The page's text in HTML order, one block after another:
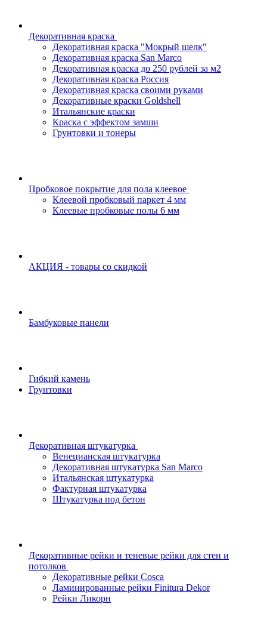
Декоративная краска
Декоративная краска "Мокрый шелк"
Декоративная краска San Marco
Декоративная краска до 250 рублей за м2
Декоративная краска Россия
Декоративная краска своими руками
Декоративные краски Goldshell
Итальянские краски
Краска с эффектом замши
Грунтовки и тонеры
Пробковое покрытие для пола клеевое
Клеевой пробковый паркет 4 мм
Клеевые пробковые полы 6 мм
АКЦИЯ - товары со скидкой
Бамбуковые панели
Гибкий камень
Грунтовки
Декоративная штукатурка
Венецианская штукатурка
Декоративная штукатурка San Marco
Итальянская штукатурка
Фактурная штукатурка
Штукатурка под бетон
Декоративные рейки и теневые рейки для стен и
потолков
Декоративные рейки Cosca
Ламинированные рейки Finitura Dekor
Рейки Ликорн